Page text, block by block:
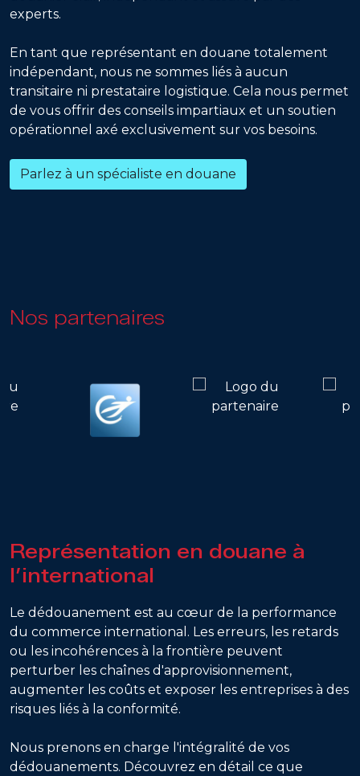
experts.
En tant que représentant en douane totalement
indépendant, nous ne sommes liés à aucun
transitaire ni prestataire logistique. Cela nous permet
de vous offrir des conseils impartiaux et un soutien
opérationnel axé exclusivement sur vos besoins.
Parlez à un spécialiste en douane
Nos partenaires
Représentation en douane à
l’international
Le dédouanement est au cœur de la performance
du commerce international. Les erreurs, les retards
ou les incohérences à la frontière peuvent
perturber les chaînes d'approvisionnement,
augmenter les coûts et exposer les entreprises à des
risques liés à la conformité.
Nous prenons en charge l'intégralité de vos
dédouanements. Découvrez en détail ce que